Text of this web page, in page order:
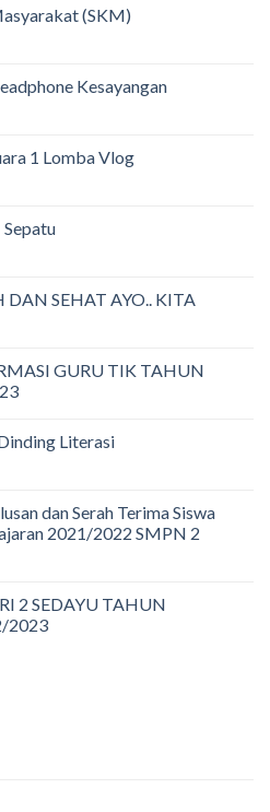
(SKM)
Kesayangan
1 Lomba Vlog
DAN SEHAT AYO.. KITA
GURU TIK TAHUN
Literasi
dan Serah Terima Siswa
2021/2022 SMPN 2
2 SEDAYU TAHUN
2023